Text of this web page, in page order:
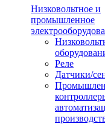
Низковольтное и
промышленное
Реле
Датчики/